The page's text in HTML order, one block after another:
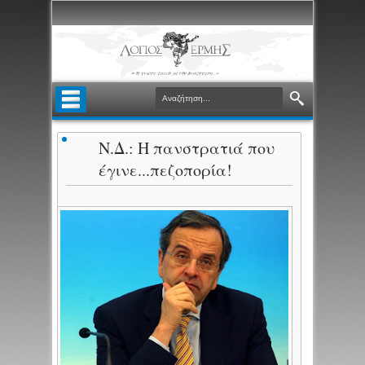
Ν.Δ.: Η πανστρατιά που
έγινε...πεζοπορία!